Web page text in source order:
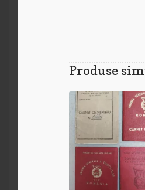
Produse